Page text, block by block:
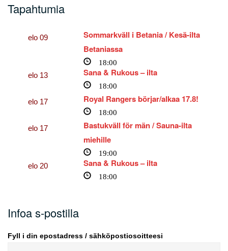
Tapahtumia
elo09
Sommarkväll i Betania / Kesä-ilta
Betaniassa
18:00
elo 13 Sana & Rukous – ilta
18:00
elo 17 Royal Rangers börjar/alkaa 17.8!
18:00
elo 17
Bastukväll för män / Sauna-ilta
miehille
19:00
elo 20 Sana & Rukous – ilta
18:00
Infoa s-postilla
Fyll i din epostadress / sähköpostiosoitteesi